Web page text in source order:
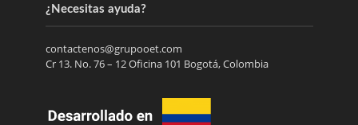
¿Necesitas ayuda?
contactenos@grupooet.com
Cr 13. No. 76 – 12 Oficina 101 Bogotá, Colombia